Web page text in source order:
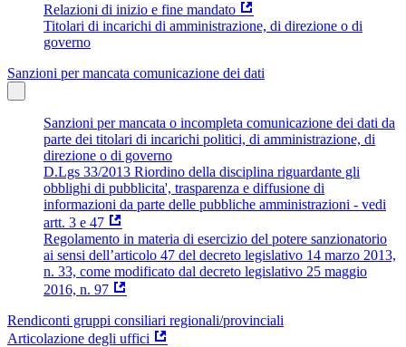
Relazioni di inizio e fine mandato
Titolari di incarichi di amministrazione, di direzione o di
governo
Sanzioni per mancata comunicazione dei dati
Sanzioni per mancata o incompleta comunicazione dei dati da
parte dei titolari di incarichi politici, di amministrazione, di
direzione o di governo
D.Lgs 33/2013 Riordino della disciplina riguardante gli
obblighi di pubblicita', trasparenza e diffusione di
informazioni da parte delle pubbliche amministrazioni - vedi
artt. 3 e 47
Regolamento in materia di esercizio del potere sanzionatorio
ai sensi dell’articolo 47 del decreto legislativo 14 marzo 2013,
n. 33, come modificato dal decreto legislativo 25 maggio
2016, n. 97
Rendiconti gruppi consiliari regionali/provinciali
Articolazione degli uffici